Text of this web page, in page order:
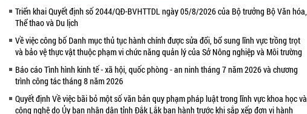
Triển khai Quyết định số 2044/QĐ-BVHTTDL ngày 05/8/2026 của Bộ trưởng Bộ Văn hóa,
Thể thao và Du lịch
Về việc công bố Danh mục thủ tục hành chính được sửa đổi, bổ sung lĩnh vực trồng trọt
và bảo vệ thực vật thuộc phạm vi chức năng quản lý của Sở Nông nghiệp và Môi trường
Báo cáo Tình hình kinh tế - xã hội, quốc phòng - an ninh tháng 7 năm 2026 và chương
trình công tác tháng 8 năm 2026
Quyết định Về việc bãi bỏ một số văn bản quy phạm pháp luật trong lĩnh vực khoa học và
công nghệ do Ủy ban nhân dân tỉnh Đắk Lắk ban hành trước khi sắp xếp đơn vị hành